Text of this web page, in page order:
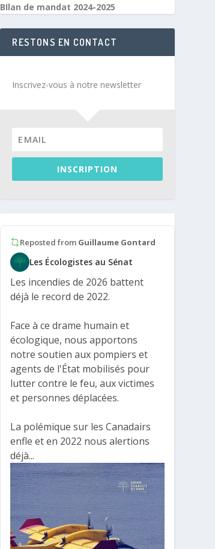
BIlan de mandat 2024-2025
RESTONS EN CONTACT
Inscrivez-vous à notre newsletter
INSCRIPTION
Reposted from Guillaume Gontard
Les Écologistes au Sénat
Les incendies de 2026 battent
déjà le record de 2022.
Face à ce drame humain et
écologique, nous apportons
notre soutien aux pompiers et
agents de l'État mobilisés pour
lutter contre le feu, aux victimes
et personnes déplacées.
La polémique sur les Canadairs
enfle et en 2022 nous alertions
déjà...